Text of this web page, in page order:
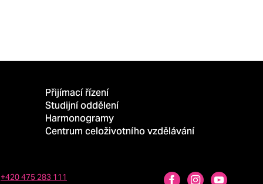
Přijímací řízení
Studijní oddělení
Harmonogramy
Centrum celoživotního vzdělávání
+420 475 283 111